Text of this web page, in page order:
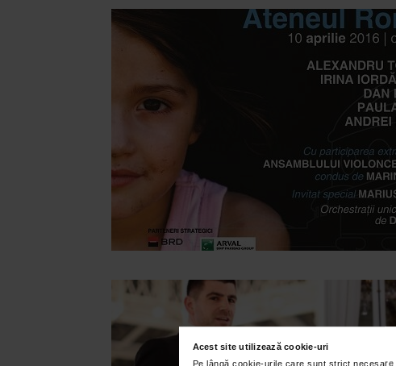
Acest site utilizează cookie-uri
Pe lângă cookie-urile care sunt strict